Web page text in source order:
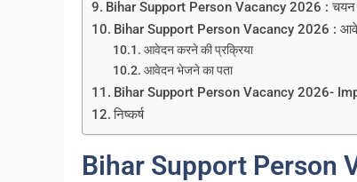
Bihar Support Person Vacancy 2026 : चयन
Bihar Support Person Vacancy 2026 :
आवेदन करने की प्रक्रिया
आवेदन भेजने का पता
Bihar Support Person Vacancy 2026-
निष्कर्ष
Bihar Support Person